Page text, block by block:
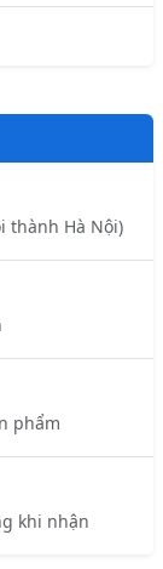
thành Hà Nội)
phẩm
khi nhận